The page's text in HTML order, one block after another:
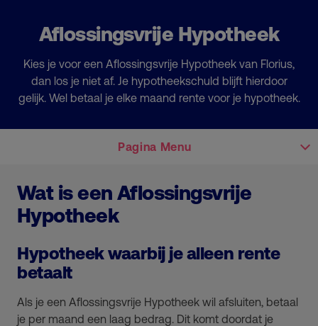
Aflossingsvrije Hypotheek
Kies je voor een Aflossingsvrije Hypotheek van Florius,
dan los je niet af. Je hypotheekschuld blijft hierdoor
gelijk. Wel betaal je elke maand rente voor je hypotheek.
Pagina Menu
Wat is een Aflossingsvrije
Hypotheek
Hypotheek waarbij je alleen rente
betaalt
Als je een Aflossingsvrije Hypotheek wil afsluiten, betaal
je per maand een laag bedrag. Dit komt doordat je